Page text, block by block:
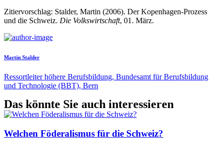
Zitiervorschlag: Stalder, Martin (2006). Der Kopenhagen-Prozess
und die Schweiz. Die Volkswirtschaft, 01. März.
Martin Stalder
Ressortleiter höhere Berufsbildung, Bundesamt für Berufsbildung
und Technologie (BBT), Bern
Das könnte Sie auch interessieren
Welchen Föderalismus für die Schweiz?